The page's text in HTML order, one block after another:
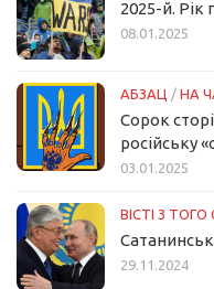
2025-й. Рік
08.01.2025
АБЗАЦ / НА
Сорок
російську
03.01.2025
ВІСТІ З ТОГО
29.11.2024